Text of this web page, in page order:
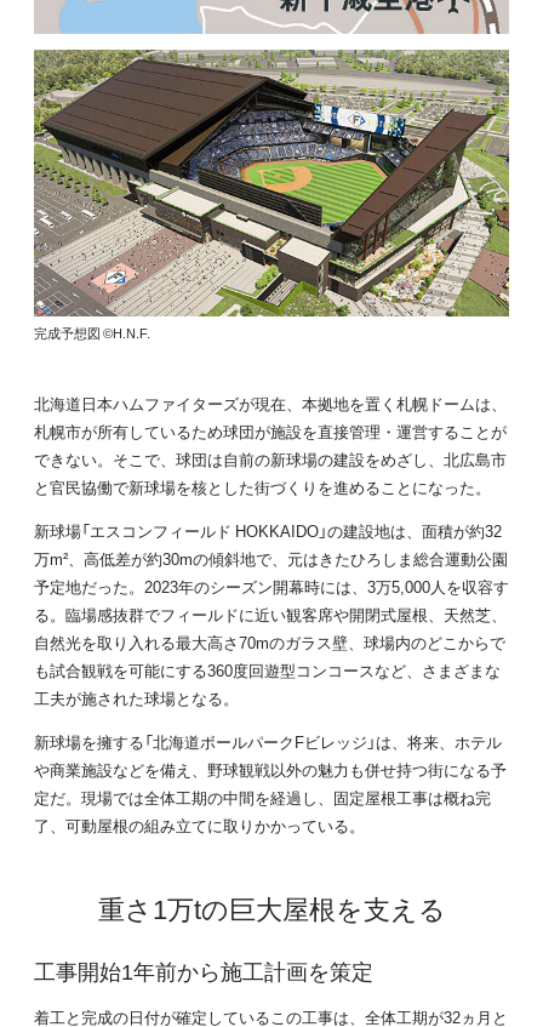
完成予想図 ©H.N.F.
北海道日本ハムファイターズが現在、本拠地を置く札幌ドームは、
札幌市が所有しているため球団が施設を直接管理・運営することが
できない。そこで、球団は自前の新球場の建設をめざし、北広島市
と官民協働で新球場を核とした街づくりを進めることになった。
新球場「エスコンフィールド HOKKAIDO」の建設地は、面積が約32
万m²、高低差が約30mの傾斜地で、元はきたひろしま総合運動公園
予定地だった。2023年のシーズン開幕時には、3万5,000人を収容す
る。臨場感抜群でフィールドに近い観客席や開閉式屋根、天然芝、
自然光を取り入れる最大高さ70mのガラス壁、球場内のどこからで
も試合観戦を可能にする360度回遊型コンコースなど、さまざまな
工夫が施された球場となる。
新球場を擁する「北海道ボールパークFビレッジ」は、将来、ホテル
や商業施設などを備え、野球観戦以外の魅力も併せ持つ街になる予
定だ。現場では全体工期の中間を経過し、固定屋根工事は概ね完
了、可動屋根の組み立てに取りかかっている。
重さ1万tの巨大屋根を支える
工事開始1年前から施工計画を策定
着工と完成の日付が確定しているこの工事は、全体工期が32ヵ月と